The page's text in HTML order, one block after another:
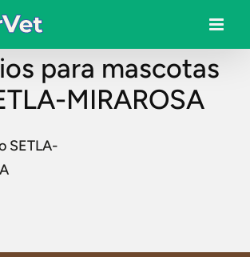
para mascotas
MIRAROSA
SETLA-